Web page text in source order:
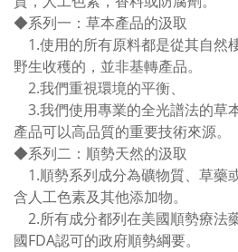
◆系列一：草本產品的汲取
1.使用的所有原料都是從其自然
野生收穫的，並非基轉產品。
2.我們重視環境的平衡、
3.我們使用專業的全光譜法的草
產品可以高品質的重要技術來源。
◆系列二： 順勢天然的汲取
1.順勢系列成分為礦物質、草藥
含人工色素及其他添加物。
2.所有成分都列在美國順勢療法
國FDA認可的政府順勢綱要。